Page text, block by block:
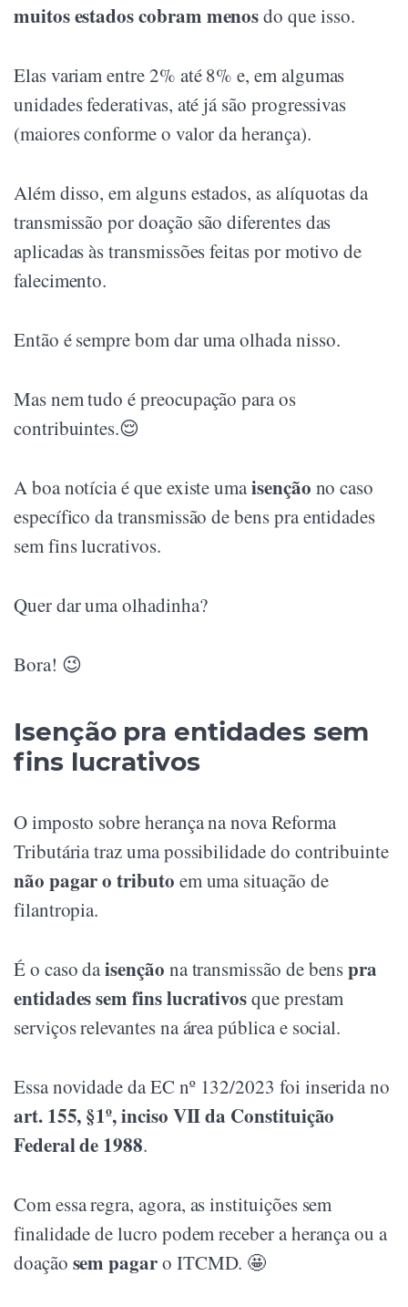
muitos estados cobram menosdo que isso.
Elas variam entre 2% até 8% e, em algumas
unidades federativas, até já são progressivas
(maiores conforme o valor da herança).
Além disso, em alguns estados, as alíquotas da
transmissão por doação são diferentes das
aplicadas às transmissões feitas por motivo de
falecimento.
Então é sempre bom dar uma olhada nisso.
Mas nem tudo é preocupação para os
contribuintes.😌
A boa notícia é que existe umaisenção no caso
específico da transmissão de bens pra entidades
sem fins lucrativos.
Quer dar uma olhadinha?
Bora! 😉
Isenção pra entidades sem
fins lucrativos
O imposto sobre herança na nova Reforma
Tributária traz uma possibilidade do contribuinte
não pagar o tributo em uma situação de
filantropia.
É o caso daisenção na transmissão de benspra
entidades sem fins lucrativosque prestam
serviços relevantes na área pública e social.
Essa novidade da EC nº 132/2023 foi inserida no
art. 155, §1º, inciso VII da Constituição
Federal de 1988.
Com essa regra, agora, as instituições sem
finalidade de lucro podem receber a herança ou a
doação sem pagaro ITCMD. 🤩